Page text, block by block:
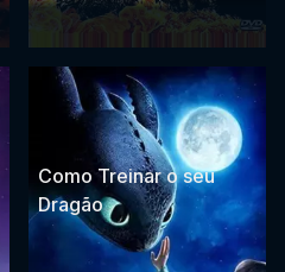
Como Treinar o seu
Dragão